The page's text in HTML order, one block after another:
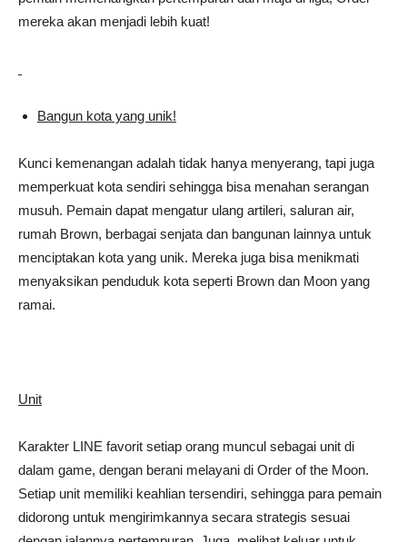
mereka akan menjadi lebih kuat!
Bangun kota yang unik!
Kunci kemenangan adalah tidak hanya menyerang, tapi juga
memperkuat kota sendiri sehingga bisa menahan serangan
musuh. Pemain dapat mengatur ulang artileri, saluran air,
rumah Brown, berbagai senjata dan bangunan lainnya untuk
menciptakan kota yang unik. Mereka juga bisa menikmati
menyaksikan penduduk kota seperti Brown dan Moon yang
ramai.
Unit
Karakter LINE favorit setiap orang muncul sebagai unit di
dalam game, dengan berani melayani di Order of the Moon.
Setiap unit memiliki keahlian tersendiri, sehingga para pemain
didorong untuk mengirimkannya secara strategis sesuai